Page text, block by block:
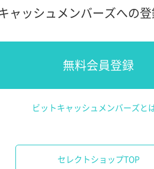
ャッシュメンバーズへの登
無料会員登録
ビットキャッシュメンバーズと
セレクトショップTOP